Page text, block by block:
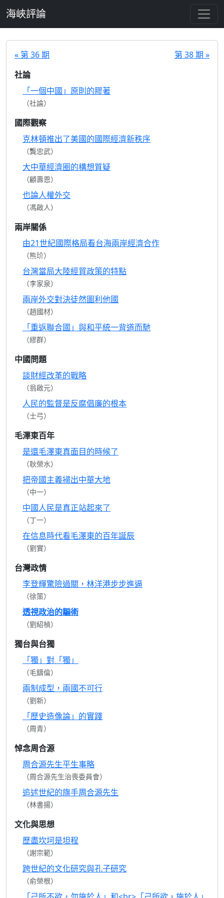
海峽評論
« 第 36 期
第 38 期 »
社論
「一個中國」原則的膠著
（社論）
國際觀察
克林頓推出了美國的國際經濟新秩序
（龔忠武）
大中華經濟圈的構想質疑
（顧壽恩）
也論人權外交
（馮啟人）
兩岸關係
由21世紀國際格局看台海兩岸經濟合作
（熊玠）
台灣當局大陸經貿政策的特點
（李家泉）
兩岸外交對決徒然圖利他國
（趙國材）
「重返聯合國」與和平統一背道而馳
（繆群）
中國問題
談財經改革的戰略
（翁啟元）
人民的監督是反腐倡廉的根本
（士弓）
毛澤東百年
是還毛澤東真面目的時候了
（耿榮水）
把帝國主義掃出中華大地
（中一）
中國人民是真正站起來了
（丁一）
在信息時代看毛澤東的百年誕辰
（劉實）
台灣政情
李登輝驚險過關，林洋港步步進逼
（徐策）
透視政治的騙術
（劉紹楨）
獨台與台獨
「獨」對「獨」
（毛鑄倫）
兩制成型，兩國不可行
（劉新）
「歷史造像論」的實踐
（周青）
悼念周合源
周合源先生平生事略
（周合源先生治喪委員會）
追述世紀的旗手周合源先生
（林書揚）
文化與思想
歷盡坎坷是坦程
（謝宗範）
跨世紀的文化研究與孔子研究
（俞榮根）